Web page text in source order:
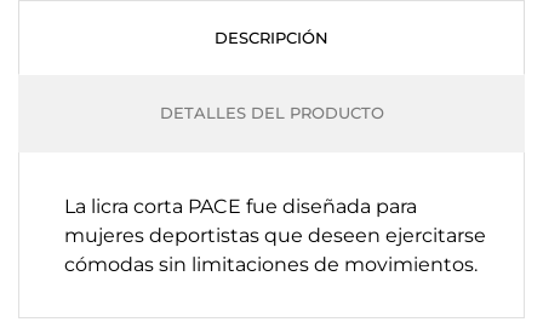
DESCRIPCIÓN
DETALLES DEL PRODUCTO
La licra corta PACE fue diseñada para
mujeres deportistas que deseen ejercitarse
cómodas sin limitaciones de movimientos.